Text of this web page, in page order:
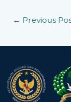
← Previous